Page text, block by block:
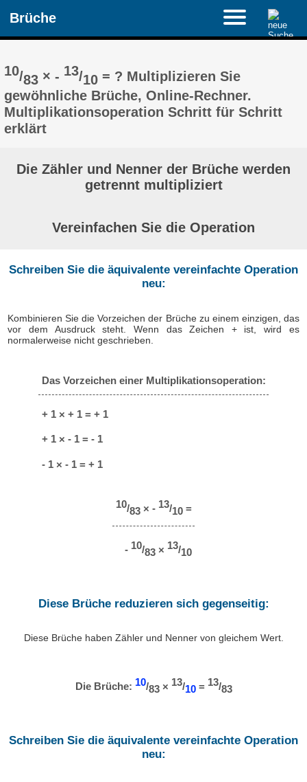
Brüche
10/83 × - 13/10 = ? Multiplizieren Sie
gewöhnliche Brüche, Online-Rechner.
Multiplikationsoperation Schritt für Schritt
erklärt
Die Zähler und Nenner der Brüche werden
getrennt multipliziert
Vereinfachen Sie die Operation
Schreiben Sie die äquivalente vereinfachte Operation
neu:
Kombinieren Sie die Vorzeichen der Brüche zu einem einzigen, das
vor dem Ausdruck steht. Wenn das Zeichen + ist, wird es
normalerweise nicht geschrieben.
Das Vorzeichen einer Multiplikationsoperation:
+ 1 × + 1 = + 1
+ 1 × - 1 = - 1
- 1 × - 1 = + 1
10/83× - 13/10=
- 10/83× 13/10
Diese Brüche reduzieren sich gegenseitig:
Diese Brüche haben Zähler und Nenner von gleichem Wert.
Die Brüche: 10/83× 13/10= 13/83
Schreiben Sie die äquivalente vereinfachte Operation
neu: